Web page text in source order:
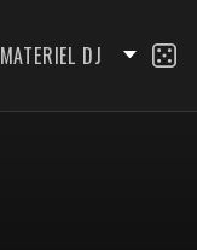
MATERIEL DJ